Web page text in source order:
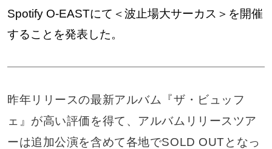
Spotify O-EASTにて＜波止場大サーカス＞を開催
することを発表した。
昨年リリースの最新アルバム『ザ・ビュッフ
ェ』が高い評価を得て、アルバムリリースツア
ーは追加公演を含めて各地でSOLD OUTとなっ